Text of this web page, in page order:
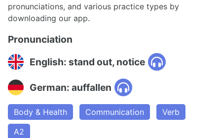
pronunciations, and various practice types by
downloading our app.
Pronunciation
English: stand out, notice
German: auffallen
Body & Health Communication
Verb
A2